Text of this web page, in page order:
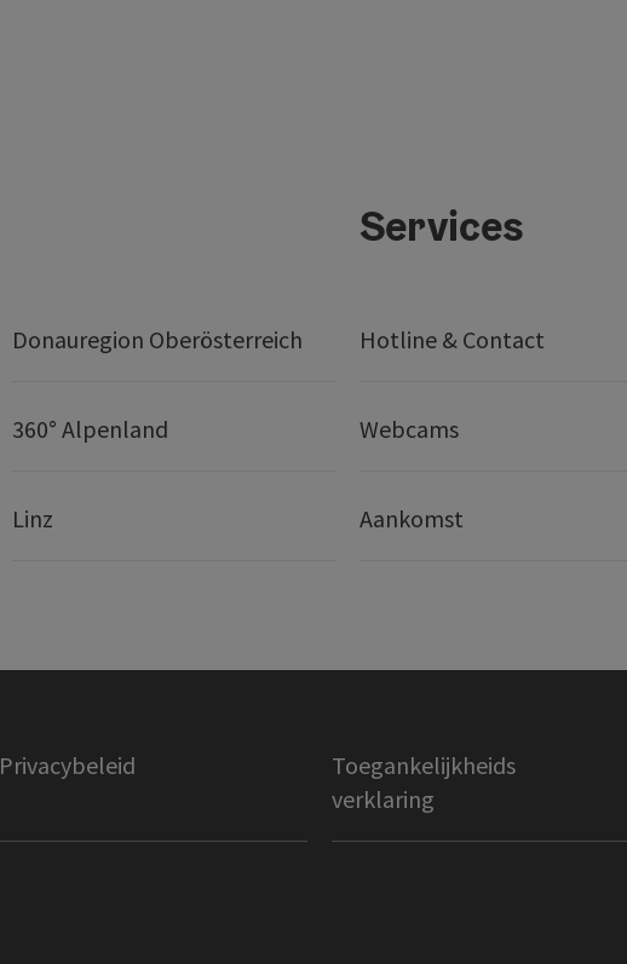
Donauregion Oberösterreich
360° Alpenland
Linz
Services
Hotline & Contact
Webcams
Aankomst
Privacybeleid
Toegankelijkheids
verklaring